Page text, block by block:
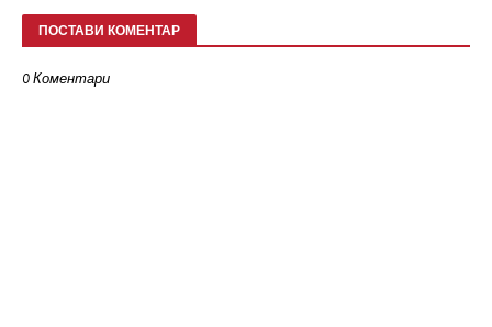
ПОСТАВИ КОМЕНТАР
0 Коментари